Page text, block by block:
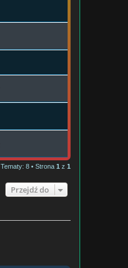
Tematy: 8 • Strona 1 z 1
Przejdź do